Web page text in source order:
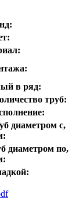
в ряд:
труб:
диаметром с,
диаметром по,